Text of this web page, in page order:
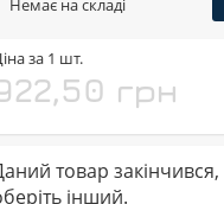
Немає на складі
за 1 шт.
грн
товар закінчився,
інший.